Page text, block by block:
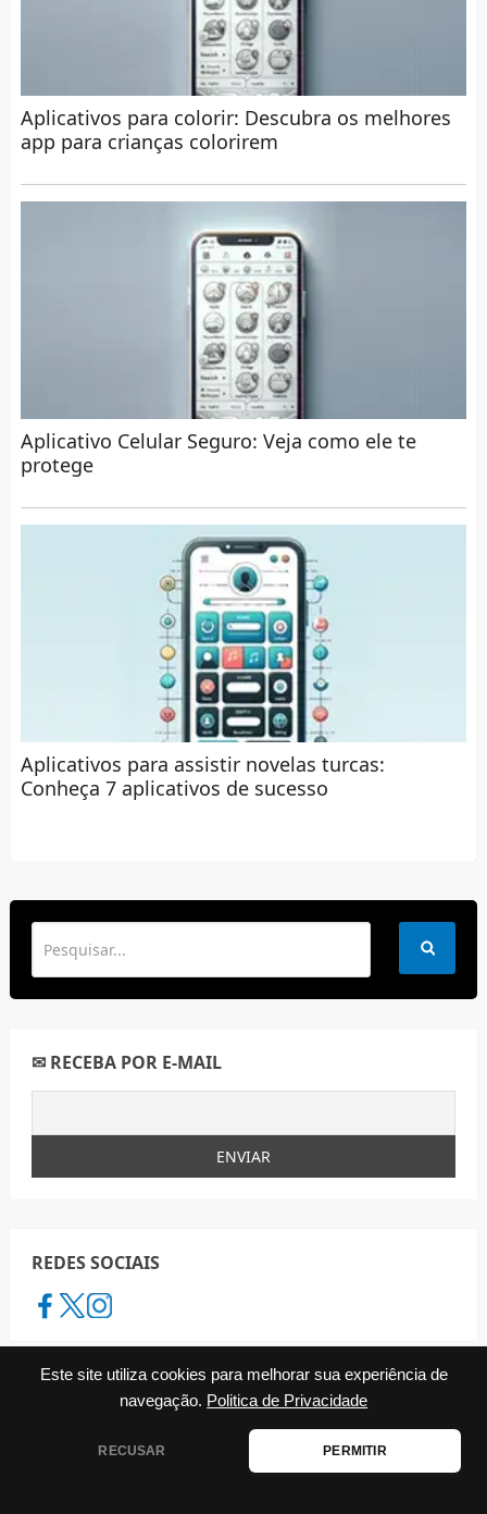
Este site utiliza cookies para melhorar sua experiência de
navegação. Politica de Privacidade
RECUSAR PERMITIR
Aplicativos para colorir: Descubra os melhores
app para crianças colorirem
Aplicativo Celular Seguro: Veja como ele te
protege
Aplicativos para assistir novelas turcas:
Conheça 7 aplicativos de sucesso
✉ RECEBA POR E-MAIL
REDES SOCIAIS
CATEGORIAS
Agenda